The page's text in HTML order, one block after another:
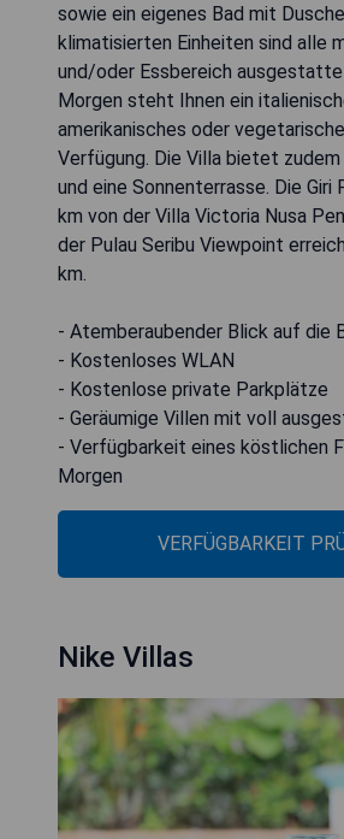
sowie ein eigenes Bad mit
klimatisierten Einheiten sind alle
und/oder Essbereich
Morgen steht Ihnen ein
amerikanisches oder
Verfügung. Die Villa bietet zudem
und eine Sonnenterrasse. Die Giri
km von der Villa Victoria Nusa
der Pulau Seribu Viewpoint
km.
- Atemberaubender Blick auf die
- Kostenloses WLAN
- Kostenlose private Parkplätze
- Geräumige Villen mit voll
- Verfügbarkeit eines köstlichen
Morgen
VERFÜGBARKEIT
Nike Villas